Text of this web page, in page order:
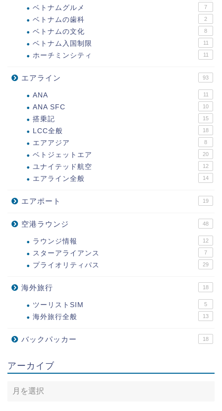
ベトナムグルメ 7
ベトナムの歯科 2
ベトナムの文化 8
ベトナム入国制限 11
ホーチミンシティ 11
エアライン 93
ANA 11
ANA SFC 10
搭乗記 15
LCC全般 18
エアアジア 8
ベトジェットエア 20
ユナイテッド航空 12
エアライン全般 14
エアポート 19
空港ラウンジ 48
ラウンジ情報 12
スターアライアンス 7
プライオリティパス 29
海外旅行 18
ツーリストSIM 5
海外旅行全般 13
バックパッカー 18
アーカイブ